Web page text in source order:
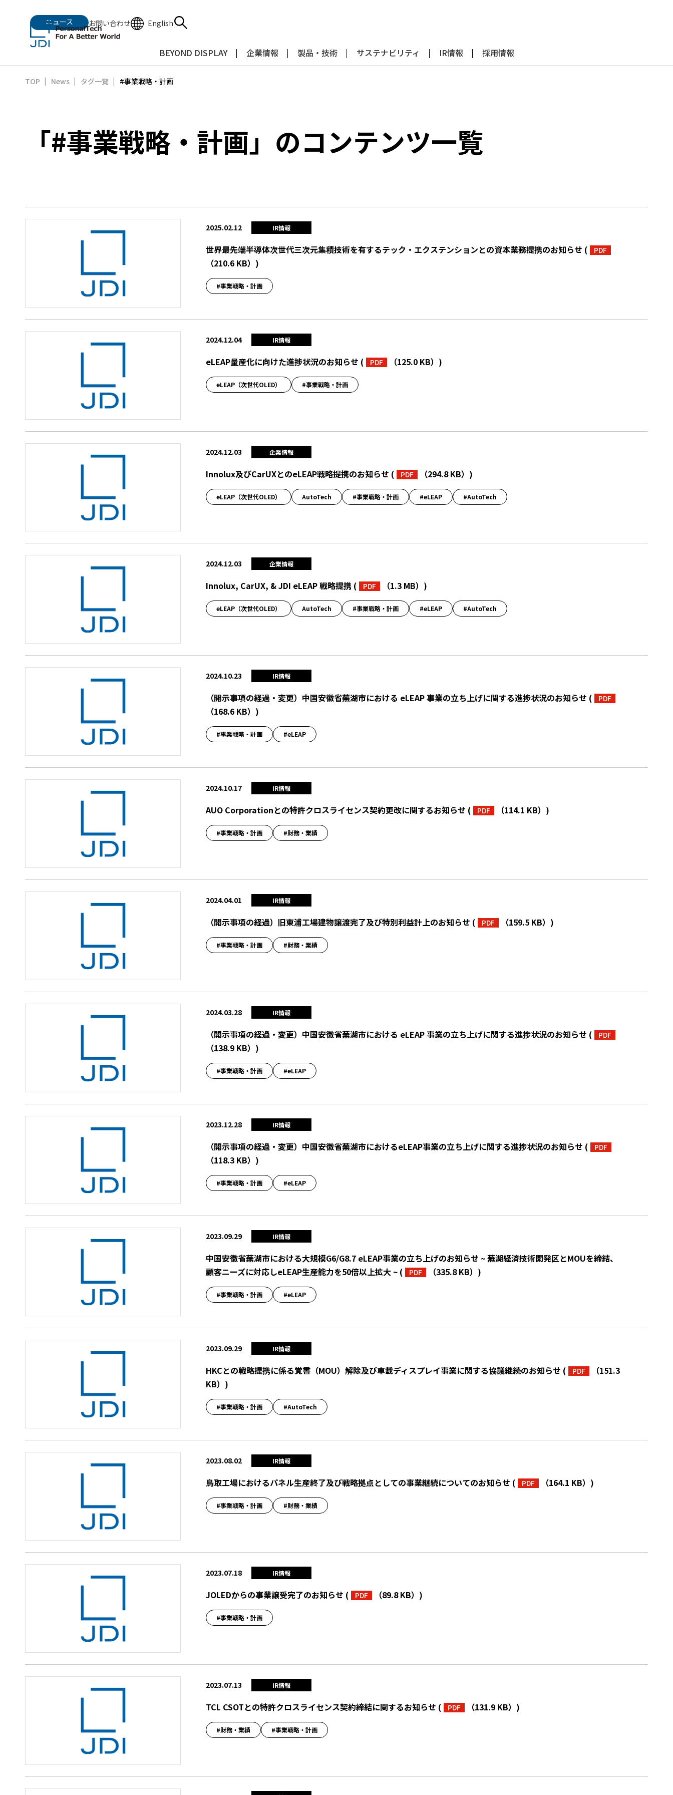
ニュース お問い合わせ English
BEYOND DISPLAY 企業情報 製品・技術 サステナビリティ IR情報 採用情報
TOP News タグ一覧 #事業戦略・計画
「#事業戦略・計画」のコンテンツ一覧
2025.02.12 IR情報
世界最先端半導体次世代三次元集積技術を有するテック・エクステンションとの資本業務提携のお知らせ ( PDF
（210.6 KB） )
#事業戦略・計画
2024.12.04 IR情報
eLEAP量産化に向けた進捗状況のお知らせ ( PDF （125.0 KB） )
eLEAP（次世代OLED） #事業戦略・計画
2024.12.03 企業情報
Innolux及びCarUXとのeLEAP戦略提携のお知らせ ( PDF （294.8 KB） )
eLEAP（次世代OLED） AutoTech #事業戦略・計画 #eLEAP #AutoTech
2024.12.03 企業情報
Innolux, CarUX, & JDI eLEAP 戦略提携 ( PDF （1.3 MB） )
eLEAP（次世代OLED） AutoTech #事業戦略・計画 #eLEAP #AutoTech
2024.10.23 IR情報
（開示事項の経過・変更）中国安徽省蕪湖市における eLEAP 事業の立ち上げに関する進捗状況のお知らせ ( PDF
（168.6 KB） )
#事業戦略・計画 #eLEAP
2024.10.17 IR情報
AUO Corporationとの特許クロスライセンス契約更改に関するお知らせ ( PDF （114.1 KB） )
#事業戦略・計画 #財務・業績
2024.04.01 IR情報
（開示事項の経過）旧東浦工場建物譲渡完了及び特別利益計上のお知らせ ( PDF （159.5 KB） )
#事業戦略・計画 #財務・業績
2024.03.28 IR情報
（開示事項の経過・変更）中国安徽省蕪湖市における eLEAP 事業の立ち上げに関する進捗状況のお知らせ ( PDF
（138.9 KB） )
#事業戦略・計画 #eLEAP
2023.12.28 IR情報
（開示事項の経過・変更）中国安徽省蕪湖市におけるeLEAP事業の立ち上げに関する進捗状況のお知らせ ( PDF
（118.3 KB） )
#事業戦略・計画 #eLEAP
2023.09.29 IR情報
中国安徽省蕪湖市における大規模G6/G8.7 eLEAP事業の立ち上げのお知らせ ~ 蕪湖経済技術開発区とMOUを締結、
顧客ニーズに対応しeLEAP生産能力を50倍以上拡大 ~ ( PDF （335.8 KB） )
#事業戦略・計画 #eLEAP
2023.09.29 IR情報
HKCとの戦略提携に係る覚書（MOU）解除及び車載ディスプレイ事業に関する協議継続のお知らせ ( PDF
（151.3
KB） )
#事業戦略・計画 #AutoTech
2023.08.02 IR情報
鳥取工場におけるパネル生産終了及び戦略拠点としての事業継続についてのお知らせ ( PDF （164.1 KB） )
#事業戦略・計画 #財務・業績
2023.07.18 IR情報
JOLEDからの事業譲受完了のお知らせ ( PDF （89.8 KB） )
#事業戦略・計画
2023.07.13 IR情報
TCL CSOTとの特許クロスライセンス契約締結に関するお知らせ ( PDF （131.9 KB） )
#財務・業績 #事業戦略・計画